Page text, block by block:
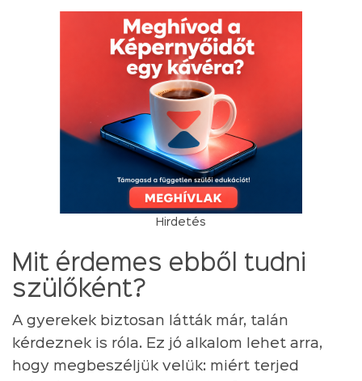
Hirdetés
Mit érdemes ebből tudni
szülőként?
A gyerekek biztosan látták már, talán
kérdeznek is róla. Ez jó alkalom lehet arra,
hogy megbeszéljük velük: miért terjed